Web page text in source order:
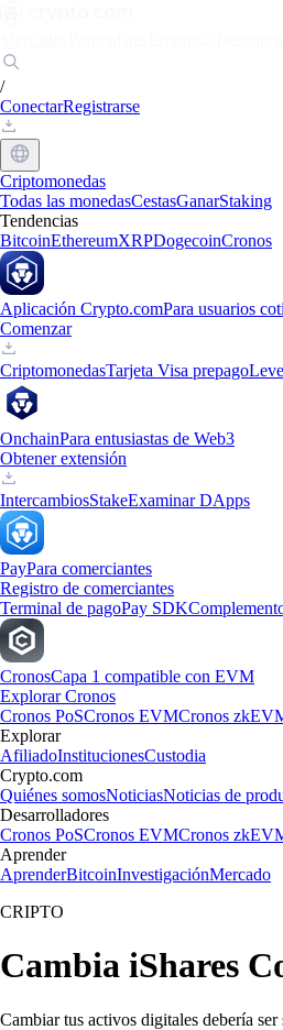
/
ConectarRegistrarse
Criptomonedas
Todas las monedasCestasGanarStaking
Tendencias
BitcoinEthereumXRPDogecoinCronos
Aplicación Crypto.comPara usuarios
Comenzar
CriptomonedasTarjeta Visa prepago
OnchainPara entusiastas de Web3
Obtener extensión
IntercambiosStakeExaminar DApps
PayPara comerciantes
Registro de comerciantes
Terminal de pagoPay SDK
CronosCapa 1 compatible con EVM
Explorar Cronos
Cronos PoSCronos EVMCronos
Explorar
AfiliadoInstitucionesCustodia
Crypto.com
Quiénes somosNoticiasNoticias de
Desarrolladores
Cronos PoSCronos EVMCronos
Aprender
AprenderBitcoinInvestigaciónMercado
CRIPTO
Cambia iShares
Cambiar tus activos digitales debería